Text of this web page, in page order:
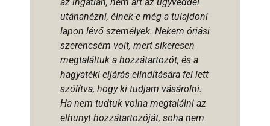
utánanézni, élnek-e még a tulajdoni
lapon lévő személyek. Nekem óriási
szerencsém volt, mert sikeresen
megtaláltuk a hozzátartozót, és a
hagyatéki eljárás elindítására fel lett
szólítva, hogy ki tudjam vásárolni.
Ha nem tudtuk volna megtalálni az
elhunyt hozzátartozóját, soha nem